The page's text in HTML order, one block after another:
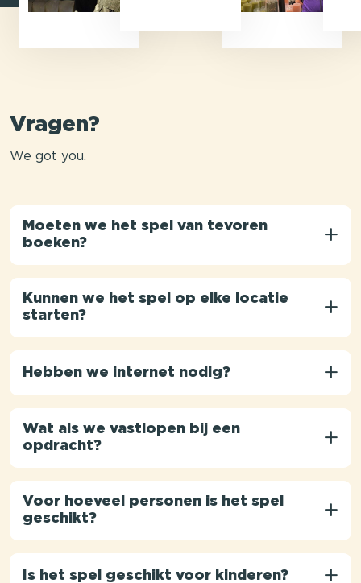
Vragen?
We got you.
Moeten we het spel van tevoren
boeken?
Kunnen we het spel op elke locatie
starten?
Hebben we internet nodig?
Wat als we vastlopen bij een
opdracht?
Voor hoeveel personen is het spel
geschikt?
Is het spel geschikt voor kinderen?